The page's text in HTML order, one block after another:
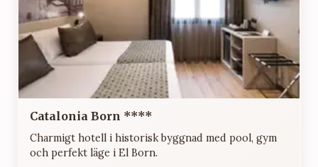
Catalonia Born ****
Charmigt hotell i historisk byggnad med pool, gym
och perfekt läge i El Born.